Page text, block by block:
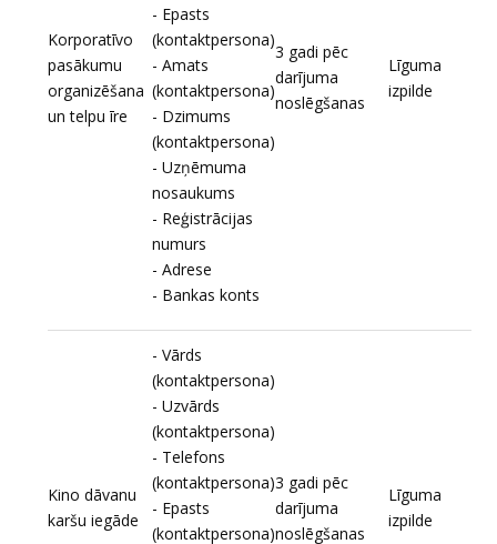
Korporatīvo
pasākumu
organizēšana
un telpu īre
- Epasts
(kontaktpersona)
- Amats
(kontaktpersona)
- Dzimums
(kontaktpersona)
- Uzņēmuma
nosaukums
- Reģistrācijas
numurs
- Adrese
- Bankas konts
3 gadi pēc
darījuma
noslēgšanas
Līguma
izpilde
Kino dāvanu
karšu iegāde
- Vārds
(kontaktpersona)
- Uzvārds
(kontaktpersona)
- Telefons
(kontaktpersona)
- Epasts
(kontaktpersona)
3 gadi pēc
darījuma
noslēgšanas
Līguma
izpilde